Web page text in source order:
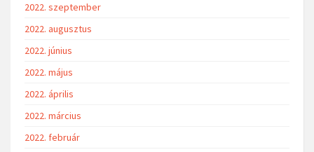
2022. szeptember
2022. augusztus
2022. június
2022. május
2022. április
2022. március
2022. február